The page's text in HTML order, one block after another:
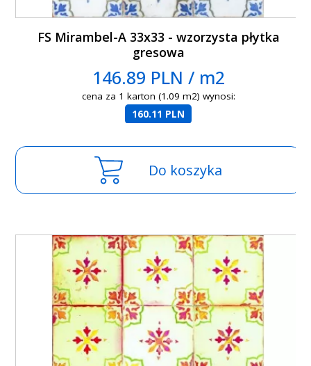
FS Mirambel-A 33x33 - wzorzysta płytka
gresowa
146.89 PLN / m2
cena za 1 karton (1.09 m2) wynosi:
160.11 PLN
Do koszyka